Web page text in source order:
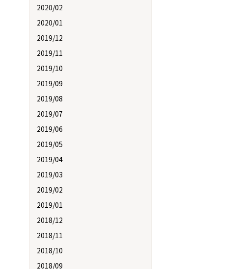
2020/02
2020/01
2019/12
2019/11
2019/10
2019/09
2019/08
2019/07
2019/06
2019/05
2019/04
2019/03
2019/02
2019/01
2018/12
2018/11
2018/10
2018/09